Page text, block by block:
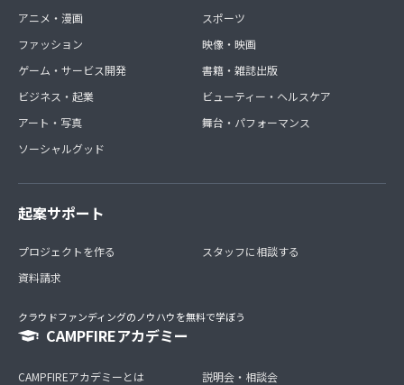
アニメ・漫画
ファッション
ゲーム・サービス開発
ビジネス・起業
アート・写真
ソーシャルグッド
スポーツ
映像・映画
書籍・雑誌出版
ビューティー・ヘルスケア
舞台・パフォーマンス
起案サポート
プロジェクトを作る
資料請求
スタッフに相談する
クラウドファンディングのノウハウを無料で学ぼう
CAMPFIREアカデミー
CAMPFIREアカデミーとは
説明会・相談会